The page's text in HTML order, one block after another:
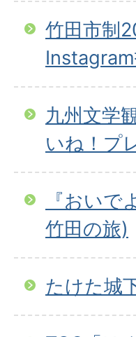
竹田市制
九州文学
いね！プ
『おい
竹田の旅)
たけた城